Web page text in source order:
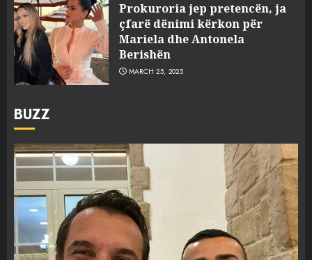
Prokuroria jep pretencën, ja
çfarë dënimi kërkon për
Mariela dhe Antonela
Berishën
MARCH 25, 2025
BUZZ